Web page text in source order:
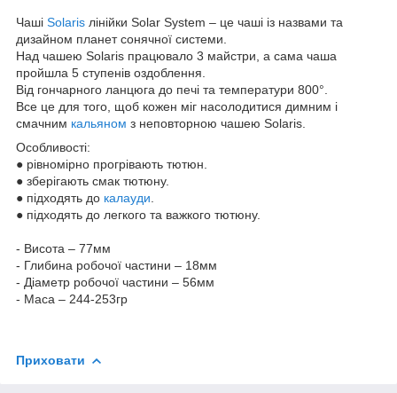
Чаші Solaris лінійки Solar System – це чаші із назвами та
дизайном планет сонячної системи.
Над чашею Solaris працювало 3 майстри, а сама чаша
пройшла 5 ступенів оздоблення.
Від гончарного ланцюга до печі та температури 800°.
Все це для того, щоб кожен міг насолодитися димним і
смачним кальяном з неповторною чашею Solaris.
Особливості:
● рівномірно прогрівають тютюн.
● зберігають смак тютюну.
● підходять до калауди
● підходять до легкого та важкого тютюну.
- Висота – 77мм
- Глибина робочої частини – 18мм
- Діаметр робочої частини – 56мм
- Маса – 244-253гр
Приховати